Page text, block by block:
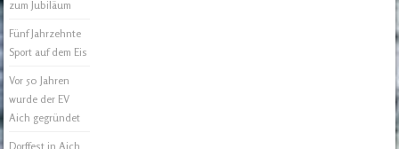
zum Jubiläum
Fünf Jahrzehnte
Sport auf dem Eis
Vor 50 Jahren
wurde der EV
Aich gegründet
Dorffest in Aich